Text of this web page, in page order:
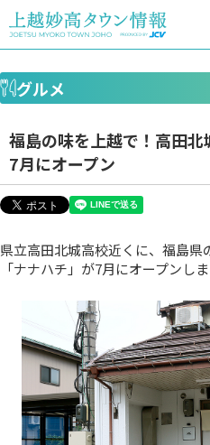
グルメ
福島の味を上越で！高田北
7月にオープン
県立高田北城高校近くに、福島県
「ナナハチ」が7月にオープンしま